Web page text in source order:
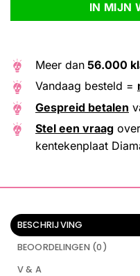
IN MIJN
Meer dan 56.000
Vandaag besteld =
Gespreid betalen
Stel een vraag
kentekenplaat
BESCHRIJVING
BEOORDELINGEN (0)
V & A